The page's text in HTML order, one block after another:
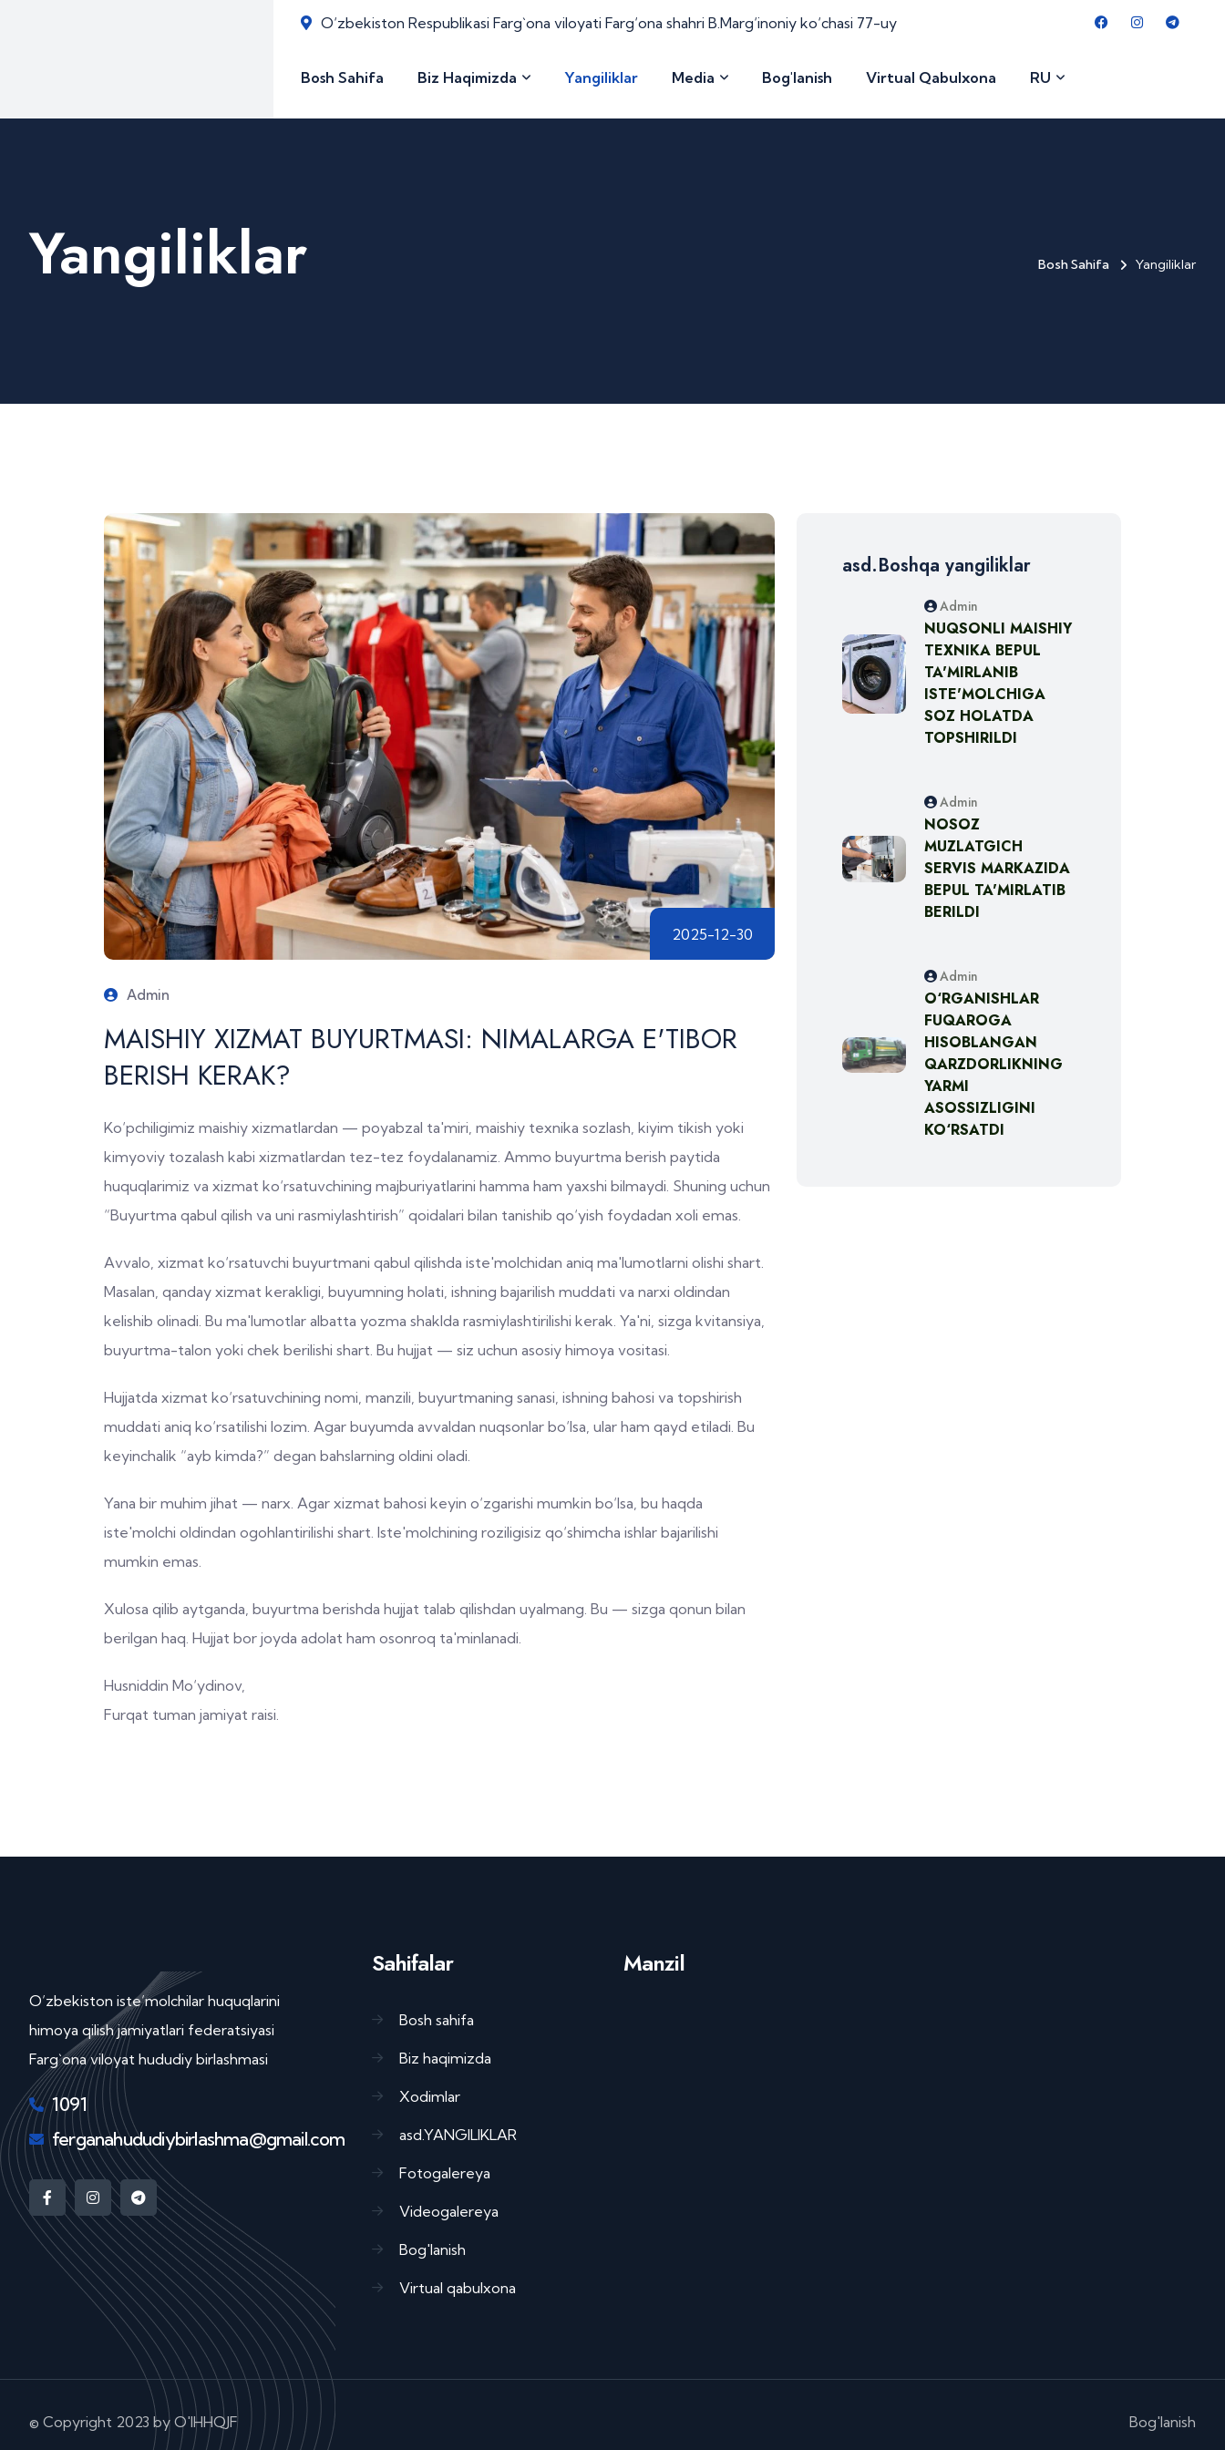
O‘zbekiston Respublikasi Farg`ona viloyati Farg‘ona shahri B.Marg‘inoniy ko‘chasi 77-uy
Bosh Sahifa Biz Haqimizda Yangiliklar Media Bog'lanish Virtual Qabulxona RU
Yangiliklar Bosh Sahifa Yangiliklar
2025-12-30
Admin
MAISHIY XIZMAT BUYURTMASI: NIMALARGA E'TIBOR
BERISH KERAK?
Ko‘pchiligimiz maishiy xizmatlardan — poyabzal ta'miri, maishiy texnika sozlash, kiyim tikish yoki
kimyoviy tozalash kabi xizmatlardan tez-tez foydalanamiz. Ammo buyurtma berish paytida
huquqlarimiz va xizmat ko‘rsatuvchining majburiyatlarini hamma ham yaxshi bilmaydi. Shuning uchun
“Buyurtma qabul qilish va uni rasmiylashtirish” qoidalari bilan tanishib qo‘yish foydadan xoli emas.
Avvalo, xizmat ko‘rsatuvchi buyurtmani qabul qilishda iste'molchidan aniq ma'lumotlarni olishi shart.
Masalan, qanday xizmat kerakligi, buyumning holati, ishning bajarilish muddati va narxi oldindan
kelishib olinadi. Bu ma'lumotlar albatta yozma shaklda rasmiylashtirilishi kerak. Ya'ni, sizga kvitansiya,
buyurtma-talon yoki chek berilishi shart. Bu hujjat — siz uchun asosiy himoya vositasi.
Hujjatda xizmat ko‘rsatuvchining nomi, manzili, buyurtmaning sanasi, ishning bahosi va topshirish
muddati aniq ko‘rsatilishi lozim. Agar buyumda avvaldan nuqsonlar bo‘lsa, ular ham qayd etiladi. Bu
keyinchalik “ayb kimda?” degan bahslarning oldini oladi.
Yana bir muhim jihat — narx. Agar xizmat bahosi keyin o‘zgarishi mumkin bo‘lsa, bu haqda
iste'molchi oldindan ogohlantirilishi shart. Iste'molchining roziligisiz qo‘shimcha ishlar bajarilishi
mumkin emas.
Xulosa qilib aytganda, buyurtma berishda hujjat talab qilishdan uyalmang. Bu — sizga qonun bilan
berilgan haq. Hujjat bor joyda adolat ham osonroq ta'minlanadi.
Husniddin Mo‘ydinov,
Furqat tuman jamiyat raisi.
asd.Boshqa yangiliklar
Admin
NUQSONLI MAISHIY
TEXNIKA BEPUL
TA'MIRLANIB
ISTE'MOLCHIGA
SOZ HOLATDA
TOPSHIRILDI
Admin
NOSOZ
MUZLATGICH
SERVIS MARKAZIDA
BEPUL TA'MIRLATIB
BERILDI
Admin
O‘RGANISHLAR
FUQAROGA
HISOBLANGAN
QARZDORLIKNING
YARMI
ASOSSIZLIGINI
KO‘RSATDI
O’zbekiston iste’molchilar huquqlarini
himoya qilish jamiyatlari federatsiyasi
Farg`ona viloyat hududiy birlashmasi
1091
ferganahududiybirlashma@gmail.com
Sahifalar
Bosh sahifa
Biz haqimizda
Xodimlar
asd.YANGILIKLAR
Fotogalereya
Videogalereya
Bog'lanish
Virtual qabulxona
Manzil
© Copyright 2023 by O'IHHQJF Bog'lanish